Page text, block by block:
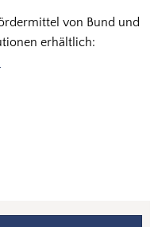
von Bund und
erhältlich: